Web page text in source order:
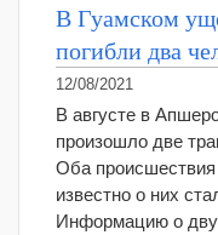
В Гуамском
погибли два
12/08/2021
В августе в
произошло две
Оба происшествия
известно о них
Информацию о